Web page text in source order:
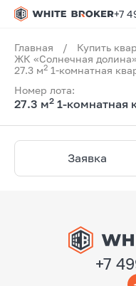
+7
Главная / Купить
ЖК «Солнечная долина»
27.3 м2 1-комнатная
Номер лота:
27.3 м2 1-комнатная
Заявка
+7